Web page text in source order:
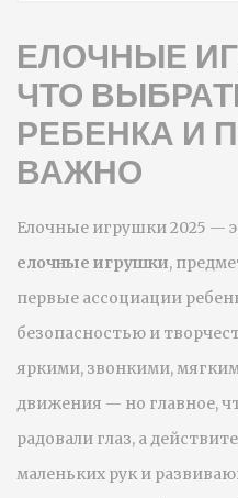
ЕЛОЧНЫЕ
ЧТО
РЕБЕНКА И
ВАЖНО
Елочные игрушки 2025 —
елочные игрушки,
первые ассоциации
безопасностью и
яркими, звонкими,
движения — но главное,
радовали глаз, а
маленьких рук и